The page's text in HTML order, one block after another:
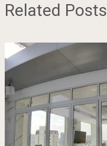
Related Posts